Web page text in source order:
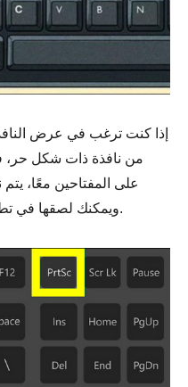
إذا كنت ترغب في عرض
من نافذة ذات شكل حر،
على المفتاحين معًا،
ويمكنك لصقها في تطبيق مثل الرسام أو أي محرر صور.